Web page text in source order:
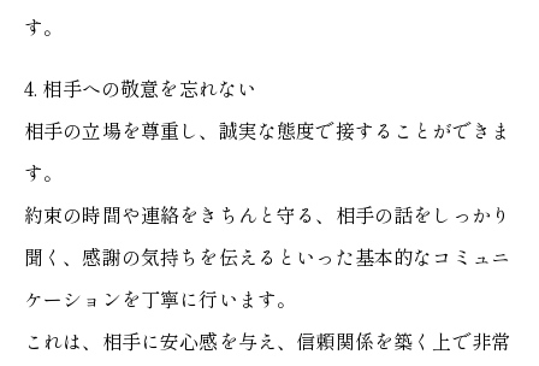
す。
4. 相手への敬意を忘れない
相手の立場を尊重し、誠実な態度で接することができま
す。
約束の時間や連絡をきちんと守る、相手の話をしっかり
聞く、感謝の気持ちを伝えるといった基本的なコミュニ
ケーションを丁寧に行います。
これは、相手に安心感を与え、信頼関係を築く上で非常